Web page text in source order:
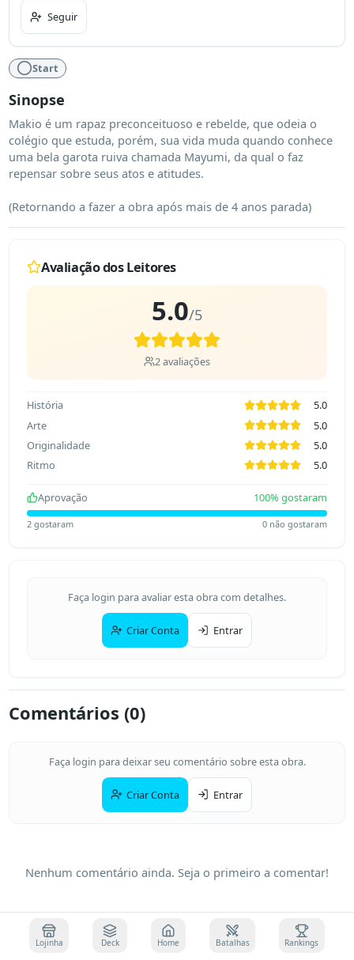
Seguir
Start
Sinopse
Makio é um rapaz preconceituoso e rebelde, que odeia o
colégio que estuda, porém, sua vida muda quando conhece
uma bela garota ruiva chamada Mayumi, da qual o faz
repensar sobre seus atos e atitudes.
(Retornando a fazer a obra após mais de 4 anos parada)
Avaliação dos Leitores
5.0/5
2avaliações
História
5.0
Arte
5.0
Originalidade
5.0
Ritmo
5.0
Aprovação 100% gostaram
2gostaram 0 não gostaram
Faça login para avaliar esta obra com detalhes.
Criar Conta Entrar
Comentários (0)
Faça login para deixar seu comentário sobre esta obra.
Criar Conta Entrar
Nenhum comentário ainda. Seja o primeiro a comentar!
Lojinha Deck Home Batalhas Rankings